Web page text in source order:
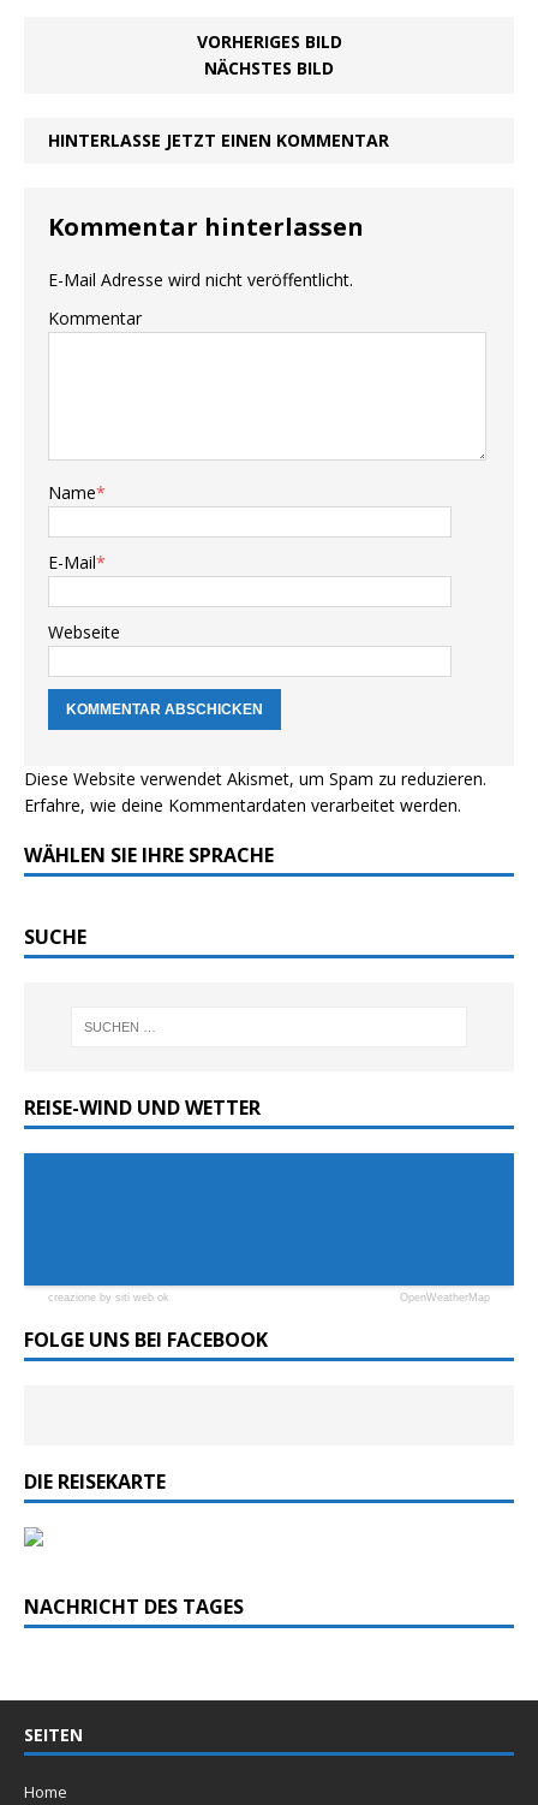
VORHERIGES BILD
NÄCHSTES BILD
HINTERLASSE JETZT EINEN KOMMENTAR
Kommentar hinterlassen
E-Mail Adresse wird nicht veröffentlicht.
Kommentar
Name*
E-Mail*
Webseite
Diese Website verwendet Akismet, um Spam zu reduzieren.
Erfahre, wie deine Kommentardaten verarbeitet werden.
WÄHLEN SIE IHRE SPRACHE
SUCHE
REISE-WIND UND WETTER
creazione by siti web ok OpenWeatherMap
FOLGE UNS BEI FACEBOOK
DIE REISEKARTE
NACHRICHT DES TAGES
SEITEN
Home